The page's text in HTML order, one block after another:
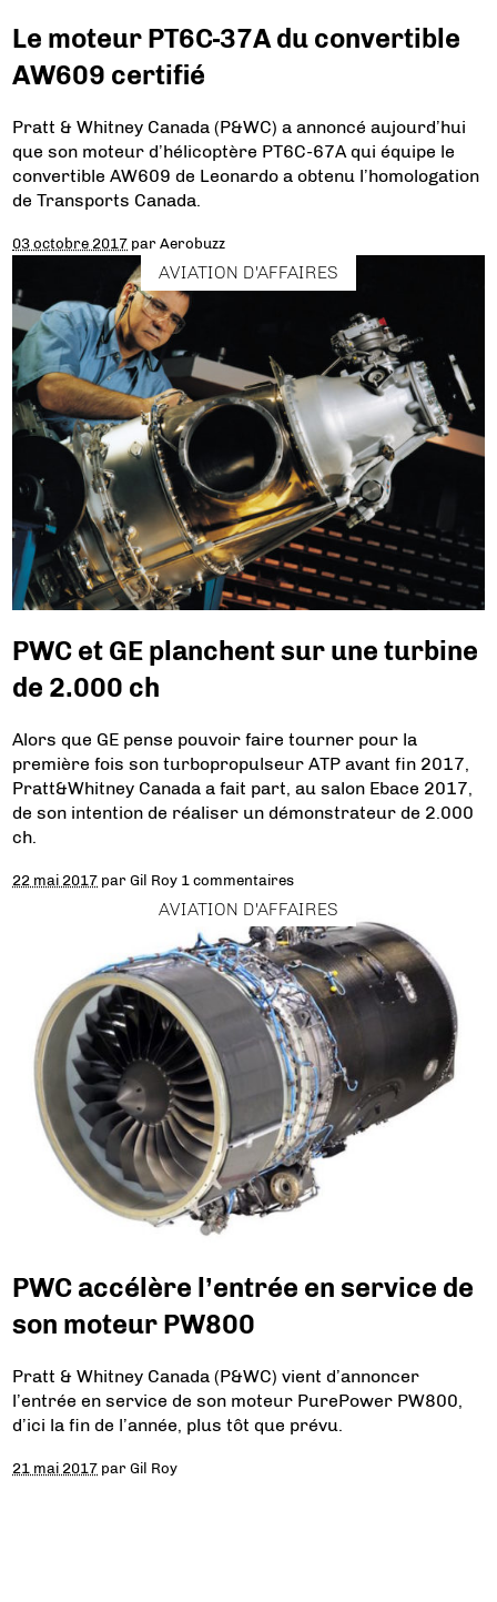
Le moteur PT6C-37A du convertible
AW609 certifié
Pratt & Whitney Canada (P&WC) a annoncé aujourd’hui
que son moteur d’hélicoptère PT6C-67A qui équipe le
convertible AW609 de Leonardo a obtenu l’homologation
de Transports Canada.
03 octobre 2017 parAerobuzz
AVIATION D'AFFAIRES
PWC et GE planchent sur une turbine
de 2.000 ch
Alors que GE pense pouvoir faire tourner pour la
première fois son turbopropulseur ATP avant fin 2017,
Pratt&Whitney Canada a fait part, au salon Ebace 2017,
de son intention de réaliser un démonstrateur de 2.000
ch.
22 mai 2017 parGil Roy 1 commentaires
AVIATION D'AFFAIRES
PWC accélère l’entrée en service de
son moteur PW800
Pratt & Whitney Canada (P&WC) vient d’annoncer
l’entrée en service de son moteur PurePower PW800,
d’ici la fin de l’année, plus tôt que prévu.
21 mai 2017 parGil Roy